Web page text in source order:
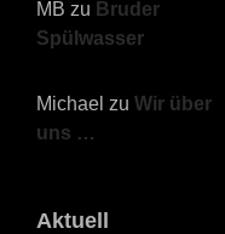
MB zu Bruder
Spülwasser
Michael zu Wir über
uns …
Aktuell